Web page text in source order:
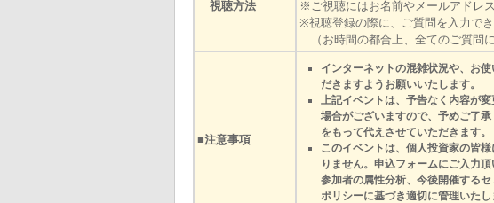
視聴方法
※ご視聴にはお名前やメールアドレ
※視聴登録の際に、ご質問を入力で
（お時間の都合上、全てのご質問
■注意事項
インターネットの混雑状況や、お
だきますようお願いいたします。
上記イベントは、予告なく内容が
場合がございますので、予めご了
をもって代えさせていただきます。
このイベントは、個人投資家の皆
りません。申込フォームにご入力
参加者の属性分析、今後開催する
ポリシーに基づき適切に管理いた